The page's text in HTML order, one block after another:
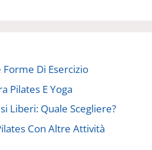
Forme Di Esercizio
Pilates E Yoga
Liberi: Quale Scegliere?
Con Altre Attività